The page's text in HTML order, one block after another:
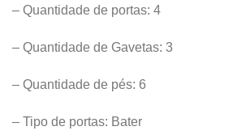
– Quantidade de portas: 4
– Quantidade de Gavetas: 3
– Quantidade de pés: 6
– Tipo de portas: Bater